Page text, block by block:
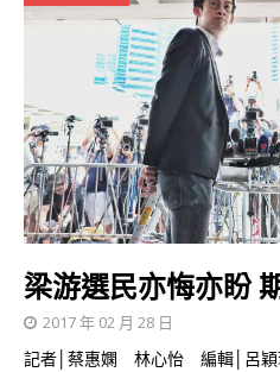
梁游選民亦悔亦盼
2017 年 02 月 28 日
記者│蔡惠嫻 林心怡 編輯│呂